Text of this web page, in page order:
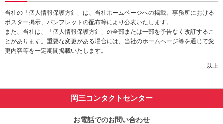
当社の「個人情報保護方針」は、当社ホームページへの掲載、事務所における
ポスター掲示、パンフレットの配布等により公表いたします。
また、当社は、「個人情報保護方針」の全部または一部を予告なく改訂するこ
とがあります。重要な変更がある場合には、当社のホームページ等を通じて変
更内容等を一定期間掲載いたします。
以上
岡三コンタクトセンター
お電話でのお問い合わせ